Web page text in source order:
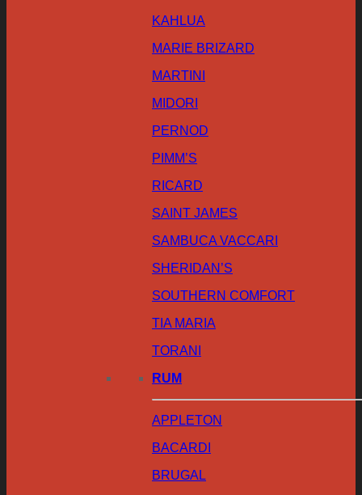
KAHLUA
MARIE BRIZARD
MARTINI
MIDORI
PERNOD
PIMM’S
RICARD
SAINT JAMES
SAMBUCA VACCARI
SHERIDAN’S
SOUTHERN COMFORT
TIA MARIA
TORANI
RUM
APPLETON
BACARDI
BRUGAL